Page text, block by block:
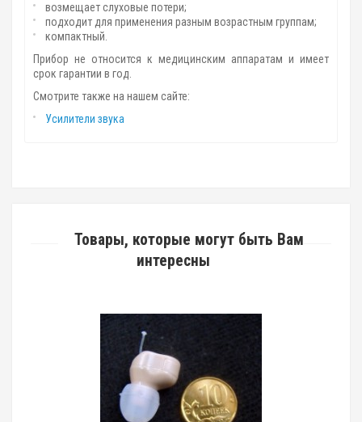
возмещает слуховые потери;
подходит для применения разным возрастным группам;
компактный.
Прибор не относится к медицинским аппаратам и имеет
срок гарантии в год.
Смотрите также на нашем сайте:
Усилители звука
Товары, которые могут быть Вам
интересны